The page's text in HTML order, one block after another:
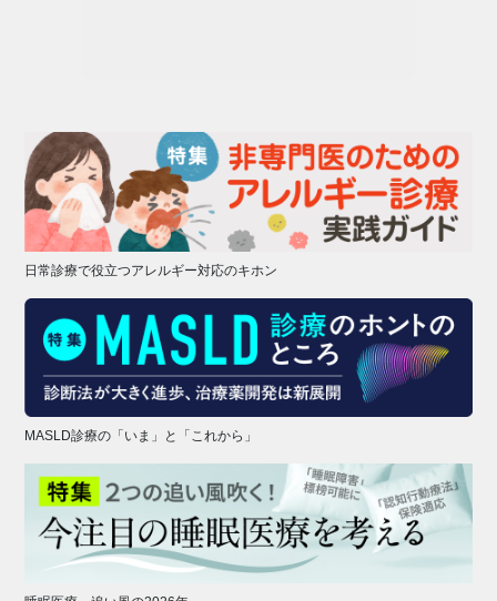
日常診療で役立つアレルギー対応のキホン
MASLD診療の「いま」と「これから」